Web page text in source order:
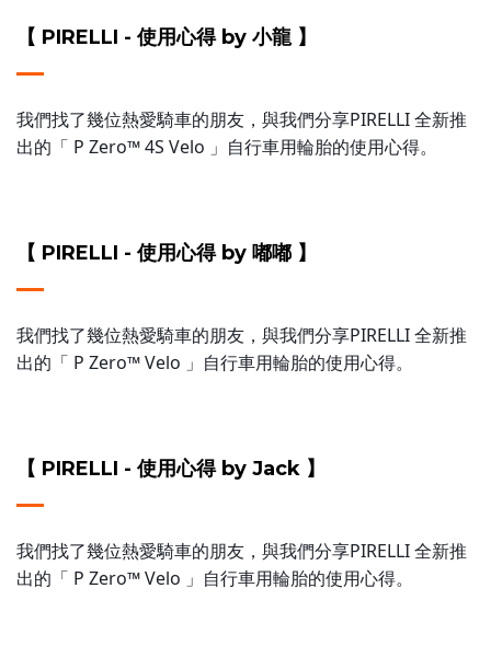
【 PIRELLI - 使用心得 by 小龍 】
我們找了幾位熱愛騎車的朋友，與我們分享PIRELLI 全新推
出的「 P Zero™ 4S Velo 」自行車用輪胎的使用心得。
【 PIRELLI - 使用心得 by 嘟嘟 】
我們找了幾位熱愛騎車的朋友，與我們分享PIRELLI 全新推
出的「 P Zero™ Velo 」自行車用輪胎的使用心得。
【 PIRELLI - 使用心得 by Jack 】
我們找了幾位熱愛騎車的朋友，與我們分享PIRELLI 全新推
出的「 P Zero™ Velo 」自行車用輪胎的使用心得。